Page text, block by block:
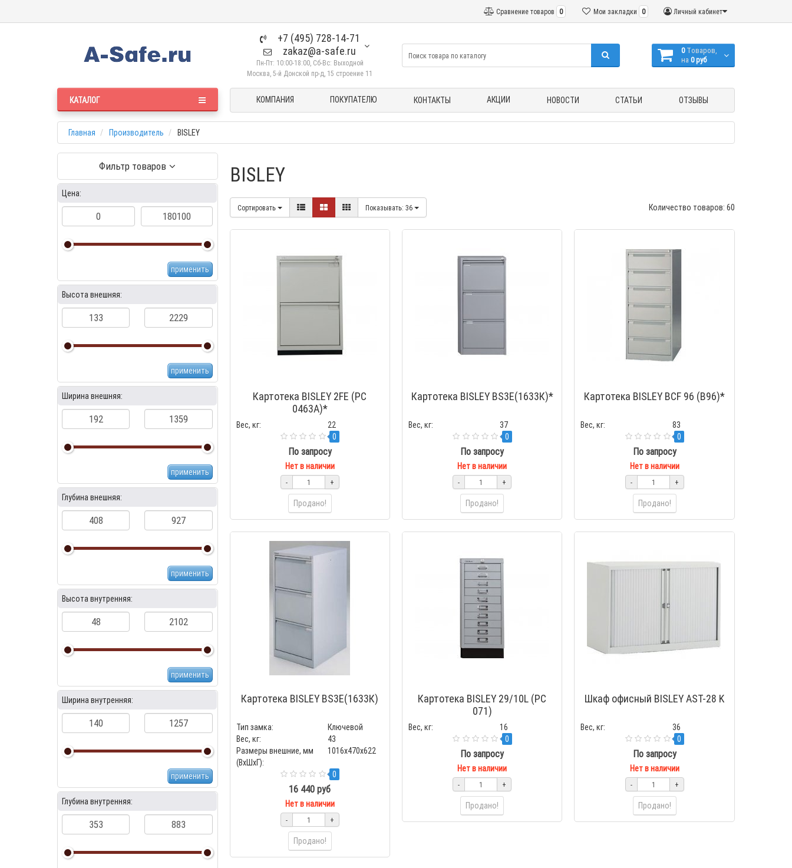
Личный кабинет
Мои закладки 0
Сравнение товаров 0
+7 (495) 728-14-71
zakaz@a-safe.ru
Пн-Пт: 10:00-18:00, Сб-Вс: Выходной
Москва, 5-й Донской пр-д, 15 строение 11
0 Tоваров,
на 0 руб
КАТАЛОГ КОМПАНИЯ ПОКУПАТЕЛЮ КОНТАКТЫ АКЦИИ НОВОСТИ СТАТЬИ ОТЗЫВЫ
Главная Производитель BISLEY
Фильтр товаров
Цена:
применить
Высота внешняя:
применить
Ширина внешняя:
применить
Глубина внешняя:
применить
Высота внутренняя:
применить
Ширина внутренняя:
применить
Глубина внутренняя:
BISLEY
Сортировать Показывать: 36 Количество товаров: 60
Картотека BISLEY 2FE (PC
0463A)*
Вес, кг:
22
0
По запросу
Нет в наличии
- +
Продано!
Картотека BISLEY BS3E(1633К)*
Вес, кг:
37
0
По запросу
Нет в наличии
- +
Продано!
Картотека BISLEY BCF 96 (B96)*
Вес, кг:
83
0
По запросу
Нет в наличии
- +
Продано!
Картотека BISLEY BS3E(1633К)
Тип замка:
Ключевой
Вес, кг:
43
Размеры внешние, мм
(ВхШхГ):
1016x470x622
0
16 440 руб
Нет в наличии
- +
Продано!
Картотека BISLEY 29/10L (PC
071)
Вес, кг:
16
0
По запросу
Нет в наличии
- +
Продано!
Шкаф офисный BISLEY AST-28 K
Вес, кг:
36
0
По запросу
Нет в наличии
- +
Продано!